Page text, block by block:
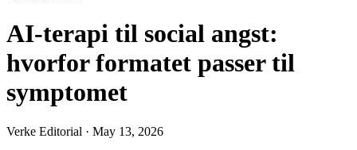
AI-terapi til social angst:
hvorfor formatet passer til
symptomet
Verke Editorial · May 13, 2026